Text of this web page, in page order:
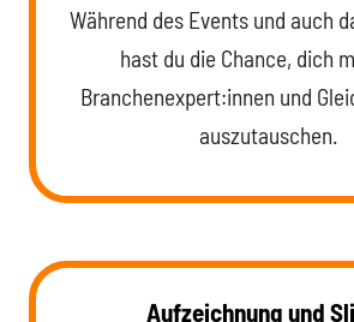
Während des Events und auch
hast du die Chance, dich
Branchenexpert:innen und
auszutauschen.
Aufzeichnung und